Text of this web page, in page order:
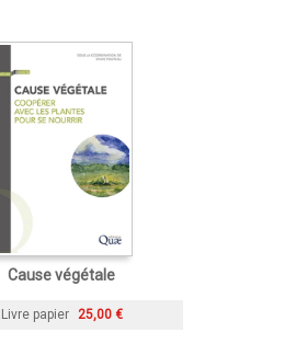
Cause végétale
Livre papier 25,00 €